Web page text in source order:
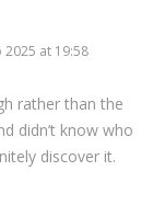
2025 at 19:58
rather than the
didn’t know who
discover it.